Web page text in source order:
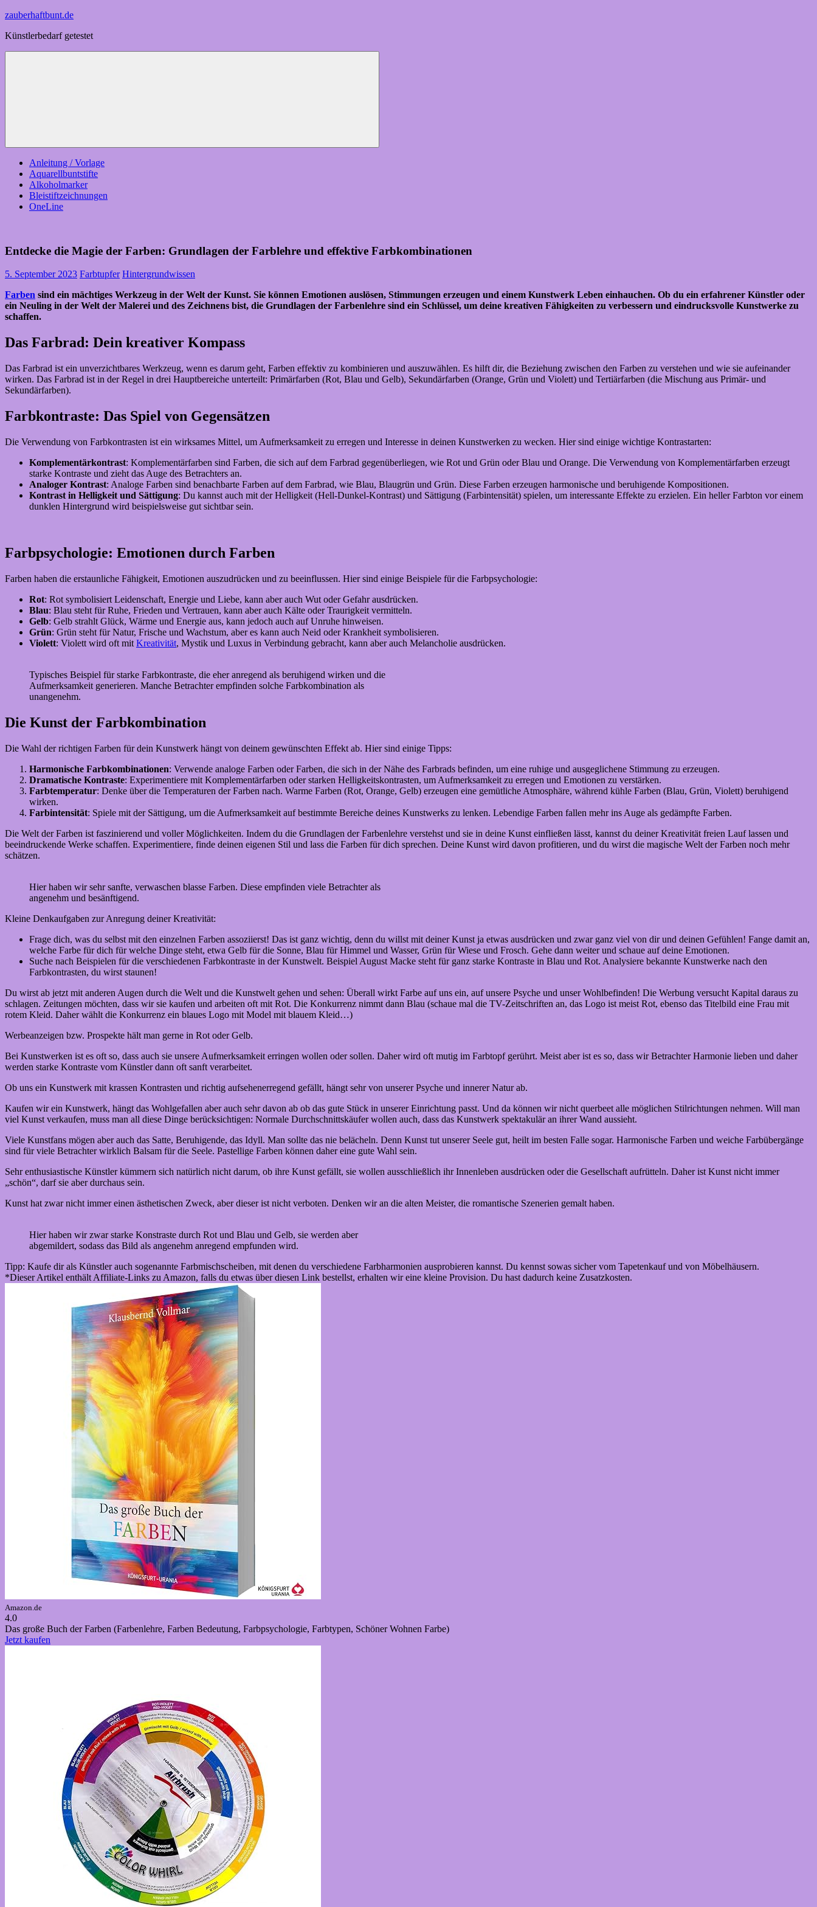
Zum
springen
zauberhaftbunt.de
Künstlerbedarf getestet
Menü
Anleitung / Vorlage
Aquarellbuntstifte
Alkoholmarker
Bleistiftzeichnungen
OneLine
Entdecke die Magie der Farben: Grundlagen der Farblehre und effektive Farbkombinationen
5. September 2023 Farbtupfer Hintergrundwissen
Farben sind ein mächtiges Werkzeug in der Welt der Kunst. Sie können Emotionen auslösen, Stimmungen erzeugen und einem Kunstwerk Leben einhauchen. Ob du ein erfahrener Künstler oder
ein Neuling in der Welt der Malerei und des Zeichnens bist, die Grundlagen der Farbenlehre sind ein Schlüssel, um deine kreativen Fähigkeiten zu verbessern und eindrucksvolle Kunstwerke zu
schaffen.
Das Farbrad: Dein kreativer Kompass
Das Farbrad ist ein unverzichtbares Werkzeug, wenn es darum geht, Farben effektiv zu kombinieren und auszuwählen. Es hilft dir, die Beziehung zwischen den Farben zu verstehen und wie sie aufeinander
wirken. Das Farbrad ist in der Regel in drei Hauptbereiche unterteilt: Primärfarben (Rot, Blau und Gelb), Sekundärfarben (Orange, Grün und Violett) und Tertiärfarben (die Mischung aus Primär- und
Sekundärfarben).
Farbkontraste: Das Spiel von Gegensätzen
Die Verwendung von Farbkontrasten ist ein wirksames Mittel, um Aufmerksamkeit zu erregen und Interesse in deinen Kunstwerken zu wecken. Hier sind einige wichtige Kontrastarten:
Komplementärkontrast: Komplementärfarben sind Farben, die sich auf dem Farbrad gegenüberliegen, wie Rot und Grün oder Blau und Orange. Die Verwendung von Komplementärfarben erzeugt
starke Kontraste und zieht das Auge des Betrachters an.
Analoger Kontrast: Analoge Farben sind benachbarte Farben auf dem Farbrad, wie Blau, Blaugrün und Grün. Diese Farben erzeugen harmonische und beruhigende Kompositionen.
Kontrast in Helligkeit und Sättigung: Du kannst auch mit der Helligkeit (Hell-Dunkel-Kontrast) und Sättigung (Farbintensität) spielen, um interessante Effekte zu erzielen. Ein heller Farbton vor einem
dunklen Hintergrund wird beispielsweise gut sichtbar sein.
Farbpsychologie: Emotionen durch Farben
Farben haben die erstaunliche Fähigkeit, Emotionen auszudrücken und zu beeinflussen. Hier sind einige Beispiele für die Farbpsychologie:
Rot: Rot symbolisiert Leidenschaft, Energie und Liebe, kann aber auch Wut oder Gefahr ausdrücken.
Blau: Blau steht für Ruhe, Frieden und Vertrauen, kann aber auch Kälte oder Traurigkeit vermitteln.
Gelb: Gelb strahlt Glück, Wärme und Energie aus, kann jedoch auch auf Unruhe hinweisen.
Grün: Grün steht für Natur, Frische und Wachstum, aber es kann auch Neid oder Krankheit symbolisieren.
Violett: Violett wird oft mit Kreativität, Mystik und Luxus in Verbindung gebracht, kann aber auch Melancholie ausdrücken.
Typisches Beispiel für starke Farbkontraste, die eher anregend als beruhigend wirken und die
Aufmerksamkeit generieren. Manche Betrachter empfinden solche Farbkombination als
unangenehm.
Die Kunst der Farbkombination
Die Wahl der richtigen Farben für dein Kunstwerk hängt von deinem gewünschten Effekt ab. Hier sind einige Tipps:
Harmonische Farbkombinationen: Verwende analoge Farben oder Farben, die sich in der Nähe des Farbrads befinden, um eine ruhige und ausgeglichene Stimmung zu erzeugen.
Dramatische Kontraste: Experimentiere mit Komplementärfarben oder starken Helligkeitskontrasten, um Aufmerksamkeit zu erregen und Emotionen zu verstärken.
Farbtemperatur: Denke über die Temperaturen der Farben nach. Warme Farben (Rot, Orange, Gelb) erzeugen eine gemütliche Atmosphäre, während kühle Farben (Blau, Grün, Violett) beruhigend
wirken.
Farbintensität: Spiele mit der Sättigung, um die Aufmerksamkeit auf bestimmte Bereiche deines Kunstwerks zu lenken. Lebendige Farben fallen mehr ins Auge als gedämpfte Farben.
Die Welt der Farben ist faszinierend und voller Möglichkeiten. Indem du die Grundlagen der Farbenlehre verstehst und sie in deine Kunst einfließen lässt, kannst du deiner Kreativität freien Lauf lassen und
beeindruckende Werke schaffen. Experimentiere, finde deinen eigenen Stil und lass die Farben für dich sprechen. Deine Kunst wird davon profitieren, und du wirst die magische Welt der Farben noch mehr
schätzen.
Hier haben wir sehr sanfte, verwaschen blasse Farben. Diese empfinden viele Betrachter als
angenehm und besänftigend.
Kleine Denkaufgaben zur Anregung deiner Kreativität:
Frage dich, was du selbst mit den einzelnen Farben assoziierst! Das ist ganz wichtig, denn du willst mit deiner Kunst ja etwas ausdrücken und zwar ganz viel von dir und deinen Gefühlen! Fange damit an,
welche Farbe für dich für welche Dinge steht, etwa Gelb für die Sonne, Blau für Himmel und Wasser, Grün für Wiese und Frosch. Gehe dann weiter und schaue auf deine Emotionen.
Suche nach Beispielen für die verschiedenen Farbkontraste in der Kunstwelt. Beispiel August Macke steht für ganz starke Kontraste in Blau und Rot. Analysiere bekannte Kunstwerke nach den
Farbkontrasten, du wirst staunen!
Du wirst ab jetzt mit anderen Augen durch die Welt und die Kunstwelt gehen und sehen: Überall wirkt Farbe auf uns ein, auf unsere Psyche und unser Wohlbefinden! Die Werbung versucht Kapital daraus zu
schlagen. Zeitungen möchten, dass wir sie kaufen und arbeiten oft mit Rot. Die Konkurrenz nimmt dann Blau (schaue mal die TV-Zeitschriften an, das Logo ist meist Rot, ebenso das Titelbild eine Frau mit
rotem Kleid. Daher wählt die Konkurrenz ein blaues Logo mit Model mit blauem Kleid…)
Werbeanzeigen bzw. Prospekte hält man gerne in Rot oder Gelb.
Bei Kunstwerken ist es oft so, dass auch sie unsere Aufmerksamkeit erringen wollen oder sollen. Daher wird oft mutig im Farbtopf gerührt. Meist aber ist es so, dass wir Betrachter Harmonie lieben und daher
werden starke Kontraste vom Künstler dann oft sanft verarbeitet.
Ob uns ein Kunstwerk mit krassen Kontrasten und richtig aufsehenerregend gefällt, hängt sehr von unserer Psyche und innerer Natur ab.
Kaufen wir ein Kunstwerk, hängt das Wohlgefallen aber auch sehr davon ab ob das gute Stück in unserer Einrichtung passt. Und da können wir nicht querbeet alle möglichen Stilrichtungen nehmen. Will man
viel Kunst verkaufen, muss man all diese Dinge berücksichtigen: Normale Durchschnittskäufer wollen auch, dass das Kunstwerk spektakulär an ihrer Wand aussieht.
Viele Kunstfans mögen aber auch das Satte, Beruhigende, das Idyll. Man sollte das nie belächeln. Denn Kunst tut unserer Seele gut, heilt im besten Falle sogar. Harmonische Farben und weiche Farbübergänge
sind für viele Betrachter wirklich Balsam für die Seele. Pastellige Farben können daher eine gute Wahl sein.
Sehr enthusiastische Künstler kümmern sich natürlich nicht darum, ob ihre Kunst gefällt, sie wollen ausschließlich ihr Innenleben ausdrücken oder die Gesellschaft aufrütteln. Daher ist Kunst nicht immer
„schön“, darf sie aber durchaus sein.
Kunst hat zwar nicht immer einen ästhetischen Zweck, aber dieser ist nicht verboten. Denken wir an die alten Meister, die romantische Szenerien gemalt haben.
Hier haben wir zwar starke Konstraste durch Rot und Blau und Gelb, sie werden aber
abgemildert, sodass das Bild als angenehm anregend empfunden wird.
Tipp: Kaufe dir als Künstler auch sogenannte Farbmischscheiben, mit denen du verschiedene Farbharmonien ausprobieren kannst. Du kennst sowas sicher vom Tapetenkauf und von Möbelhäusern.
*Dieser Artikel enthält Affiliate-Links zu Amazon, falls du etwas über diesen Link bestellst, erhalten wir eine kleine Provision. Du hast dadurch keine Zusatzkosten.
Amazon.de
4.0
Das große Buch der Farben (Farbenlehre, Farben Bedeutung, Farbpsychologie, Farbtypen, Schöner Wohnen Farbe)
Jetzt kaufen